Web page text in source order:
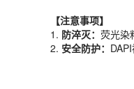
2.安全防护：
产品规格
货期
现货
【注意事项】
1. 防淬灭： 荧光染
2. 安全防护：